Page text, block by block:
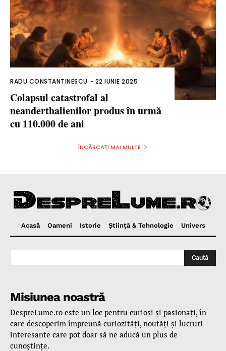
RADU CONSTANTINESCU - 22 IUNIE 2025
Colapsul catastrofal al
neanderthalienilor produs în urmă
cu 110.000 de ani
ÎNCĂRCAȚI MAI MULTE
Acasă Oameni Istorie Ştiinţă & Tehnologie Univers
Caută
Misiunea noastră
DespreLume.ro este un loc pentru curioşi şi pasionaţi, în
care descoperim împreună curiozităţi, noutăţi şi lucruri
interesante care pot doar să ne aducă un plus de
cunoştinţe.